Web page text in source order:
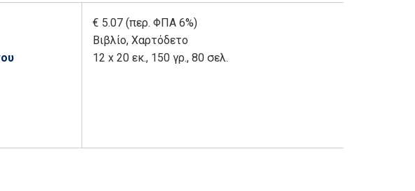
€ 5.07 (περ. ΦΠΑ 6%)
Βιβλίο, Χαρτόδετο
12 x 20 εκ., 150 γρ., 80 σελ.